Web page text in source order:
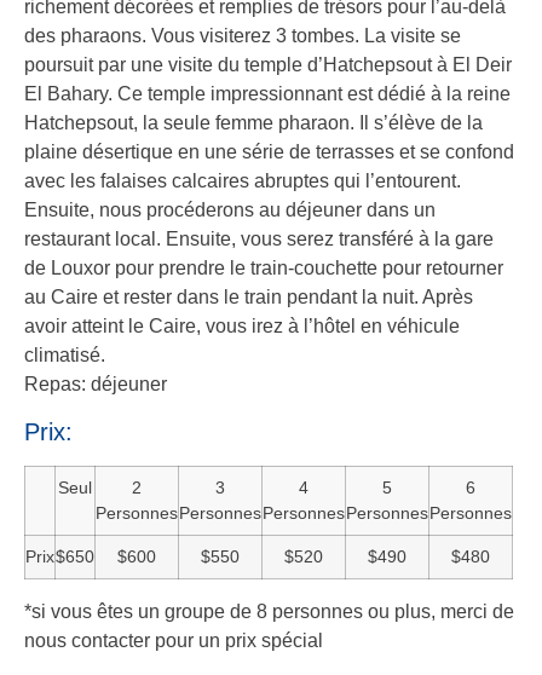
richement décorées et remplies de trésors pour l’au-delà
des pharaons. Vous visiterez 3 tombes. La visite se
poursuit par une visite du temple d’Hatchepsout à El Deir
El Bahary. Ce temple impressionnant est dédié à la reine
Hatchepsout, la seule femme pharaon. Il s’élève de la
plaine désertique en une série de terrasses et se confond
avec les falaises calcaires abruptes qui l’entourent.
Ensuite, nous procéderons au déjeuner dans un
restaurant local. Ensuite, vous serez transféré à la gare
de Louxor pour prendre le train-couchette pour retourner
au Caire et rester dans le train pendant la nuit. Après
avoir atteint le Caire, vous irez à l’hôtel en véhicule
climatisé.
Repas: déjeuner
Prix:
Seul
2
Personnes
3
Personnes
4
Personnes
5
Personnes
6
Personnes
Prix$650 $600 $550 $520 $490 $480
*si vous êtes un groupe de 8 personnes ou plus, merci de
nous contacter pour un prix spécial